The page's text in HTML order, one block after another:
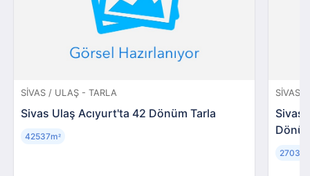
SIVAS / ULAŞ - TARLA
Sivas Ulaş Acıyurt'ta 42 Dönüm Tarla
42537m²
SIVAS /
Sivas